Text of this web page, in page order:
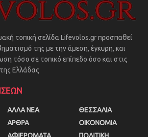
τοπική σελίδα Lifevolos.gr προσπαθεί
της με την άμεση, έγκυρη, και
τόσο σε τοπικό επίπεδο όσο και στις
Ελλάδας
ΑΛΛΑ ΝΕΑ
ΑΡΘΡΑ
ΘΕΣΣΑΛΙΑ
ΟΙΚΟΝΟΜΙΑ